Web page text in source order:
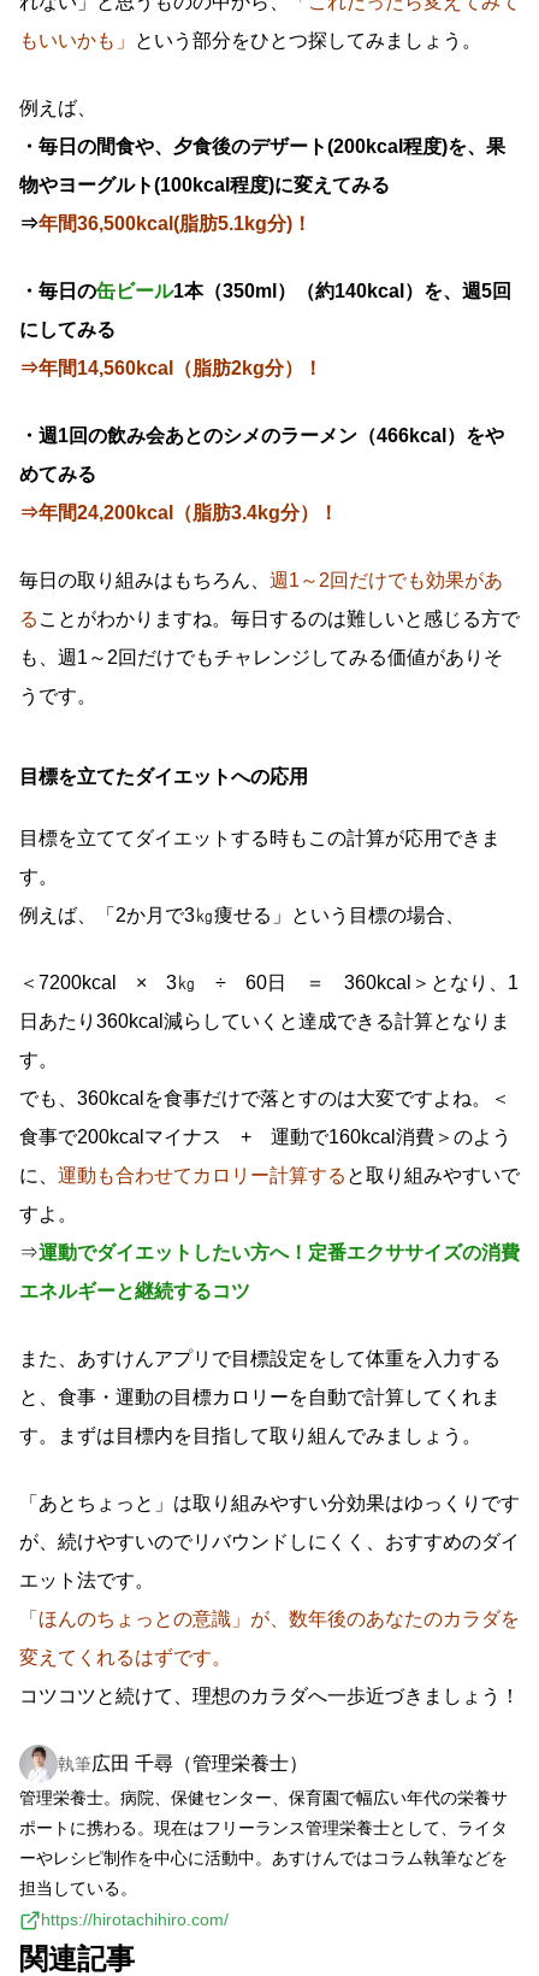
もいいかも」
という部分をひとつ探してみましょう。
例えば、
・毎日の間食や、夕食後のデザート(200kcal程度)を、果
物やヨーグルト(100kcal程度)に変えてみる
⇒年間36,500kcal(脂肪5.1kg分)！
・毎日の缶ビール1本（350ml）（約140kcal）を、週5回
にしてみる
⇒年間14,560kcal（脂肪2kg分）！
・週1回の飲み会あとのシメのラーメン（466kcal）をや
めてみる
⇒年間24,200kcal（脂肪3.4kg分）！
毎日の取り組みはもちろん、 週1～2回だけでも効果があ
る ことがわかりますね。毎日するのは難しいと感じる方で
も、週1～2回だけでもチャレンジしてみる価値がありそ
うです。
目標を立てたダイエットへの応用
目標を立ててダイエットする時もこの計算が応用できま
す。
例えば、「2か月で3㎏痩せる」という目標の場合、
＜7200kcal × 3㎏ ÷ 60日 ＝ 360kcal＞となり、1
日あたり360kcal減らしていくと達成できる計算となりま
す。
でも、360kcalを食事だけで落とすのは大変ですよね。＜
食事で200kcalマイナス + 運動で160kcal消費＞のよう
に、 運動も合わせてカロリー計算する と取り組みやすいで
すよ。
⇒運動でダイエットしたい方へ！定番エクササイズの消費
エネルギーと継続するコツ
また、あすけんアプリで目標設定をして体重を入力する
と、食事・運動の目標カロリーを自動で計算してくれま
す。まずは目標内を目指して取り組んでみましょう。
「あとちょっと」は取り組みやすい分効果はゆっくりです
が、続けやすいのでリバウンドしにくく、おすすめのダイ
エット法です。
「ほんのちょっとの意識」が、数年後のあなたのカラダを
変えてくれるはずです。
コツコツと続けて、理想のカラダへ一歩近づきましょう！
執筆広田 千尋（管理栄養士）
管理栄養士。病院、保健センター、保育園で幅広い年代の栄養サ
ポートに携わる。現在はフリーランス管理栄養士として、ライタ
ーやレシピ制作を中心に活動中。あすけんではコラム執筆などを
担当している。
https://hirotachihiro.com/
関連記事